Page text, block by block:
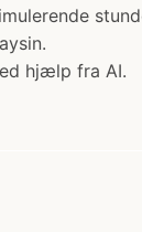
hjælp fra AI.